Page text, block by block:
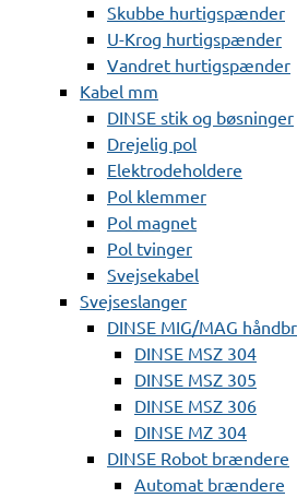
Skubbe hurtigspænder
U-Krog hurtigspænder
Vandret hurtigspænder
Kabel mm
DINSE stik og bøsninger
Drejelig pol
Elektrodeholdere
Pol klemmer
Pol magnet
Pol tvinger
Svejsekabel
Svejseslanger
DINSE MIG/MAG
DINSE MSZ 304
DINSE MSZ 305
DINSE MSZ 306
DINSE MZ 304
DINSE Robot brændere
Automat brændere